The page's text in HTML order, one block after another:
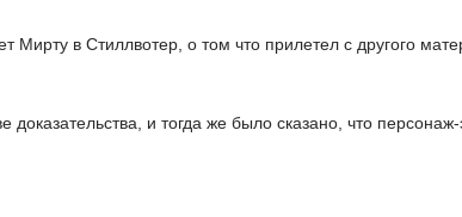
в Стиллвотер, о том что прилетел с другого
доказательства, и тогда же было сказано, что